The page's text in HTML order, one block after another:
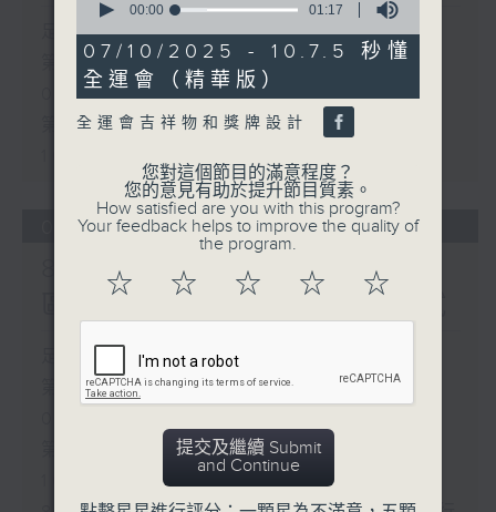
足本 Full (HKT 08:04 - 10:00)
第一部份 Part 1 (HKT 08:04 -
09:00)
第二部份 Part 2 (HKT 09:04 -
05/08/2026
8月5日 新皇崗口岸港方口岸
足本 Full (HKT 08:04 - 10:00)
第一部份 Part 1 (HKT 08:04 -
第二部份 Part 2 (HKT 09:04 -
seconds
1
minute,
17
seconds
00:00 01:17
07/10/2025 - 10.7.5 秒懂
全運會（精華版）
全運會吉祥物和獎牌設計
您對這個節目的滿意程度？
您的意見有助於提升節目質素。
How satisfied are you with this program?
Your feedback helps to improve the quality of
the program.
☆ ☆ ☆ ☆ ☆
提交及繼續 Submit
and Continue